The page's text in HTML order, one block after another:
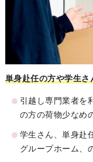
単身赴任の方や学生
引越し専門業者を
の方の荷物少なめ
学生さん、単身赴
グループホーム、